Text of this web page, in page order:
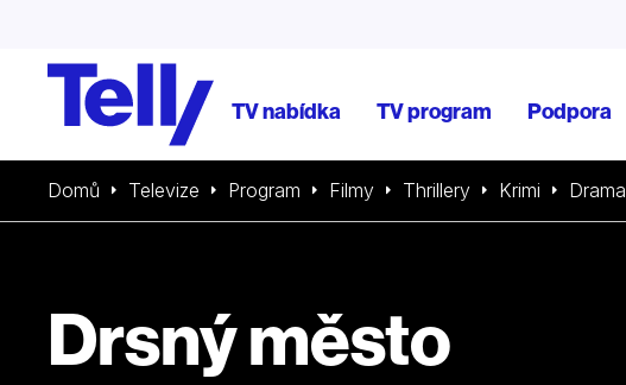
TV nabídka TV program Podpora
Domů Televize Program Filmy Thrillery Krimi Drama
Drsný město